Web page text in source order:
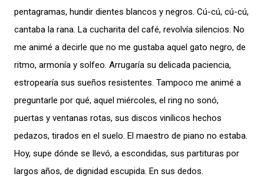
pentagramas, hundir dientes blancos y negros. Cú-cú, cú-cú,
cantaba la rana. La cucharita del café, revolvía silencios. No
me animé a decirle que no me gustaba aquel gato negro, de
ritmo, armonía y solfeo. Arrugaría su delicada paciencia,
estropearía sus sueños resistentes. Tampoco me animé a
preguntarle por qué, aquel miércoles, el ring no sonó,
puertas y ventanas rotas, sus discos vinílicos hechos
pedazos, tirados en el suelo. El maestro de piano no estaba.
Hoy, supe dónde se llevó, a escondidas, sus partituras por
largos años, de dignidad escupida. En sus dedos.